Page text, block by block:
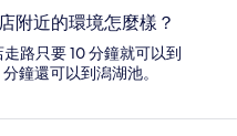
附近的環境怎麼樣？
路只要 10 分鐘就可以到
鐘還可以到潟湖池。